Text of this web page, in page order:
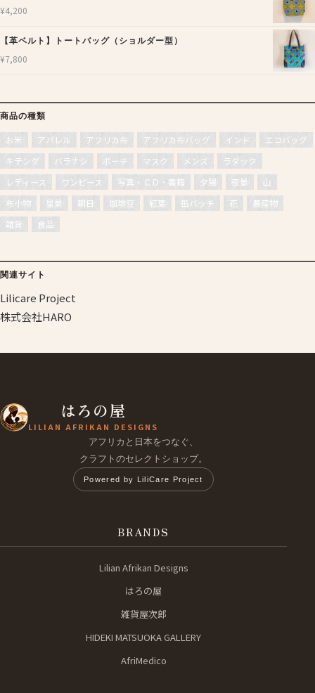
¥4,200
【革ベルト】トートバッグ（ショルダー型）
¥7,800
商品の種類
お米 アパレル アフリカ布 アフリカ布バッグ インド
エコバッグ
キテンゲ
バラナシ ポーチ マスク メンズ
ラダック
レディース
ワンピース 写真・ＣＤ・書籍 夕陽 夜景
山
布小物
星景 朝日 珈琲豆 紅葉 缶バッチ 花
農産物
雑貨
食品
関連サイト
Lilicare Project
株式会社HARO
はろの屋
LILIAN AFRIKAN DESIGNS
アフリカと日本をつなぐ、
クラフトのセレクトショップ。
Powered by LiliCare Project
BRANDS
Lilian Afrikan Designs
はろの屋
雑貨屋次郎
HIDEKI MATSUOKA GALLERY
AfriMedico